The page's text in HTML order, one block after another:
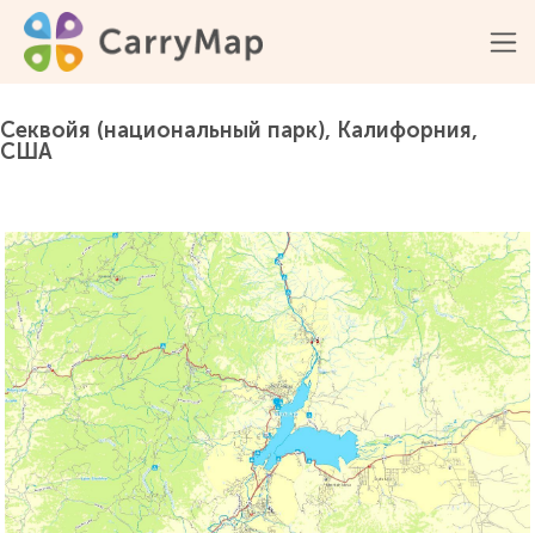
Секвойя (национальный парк), Калифорния,
США